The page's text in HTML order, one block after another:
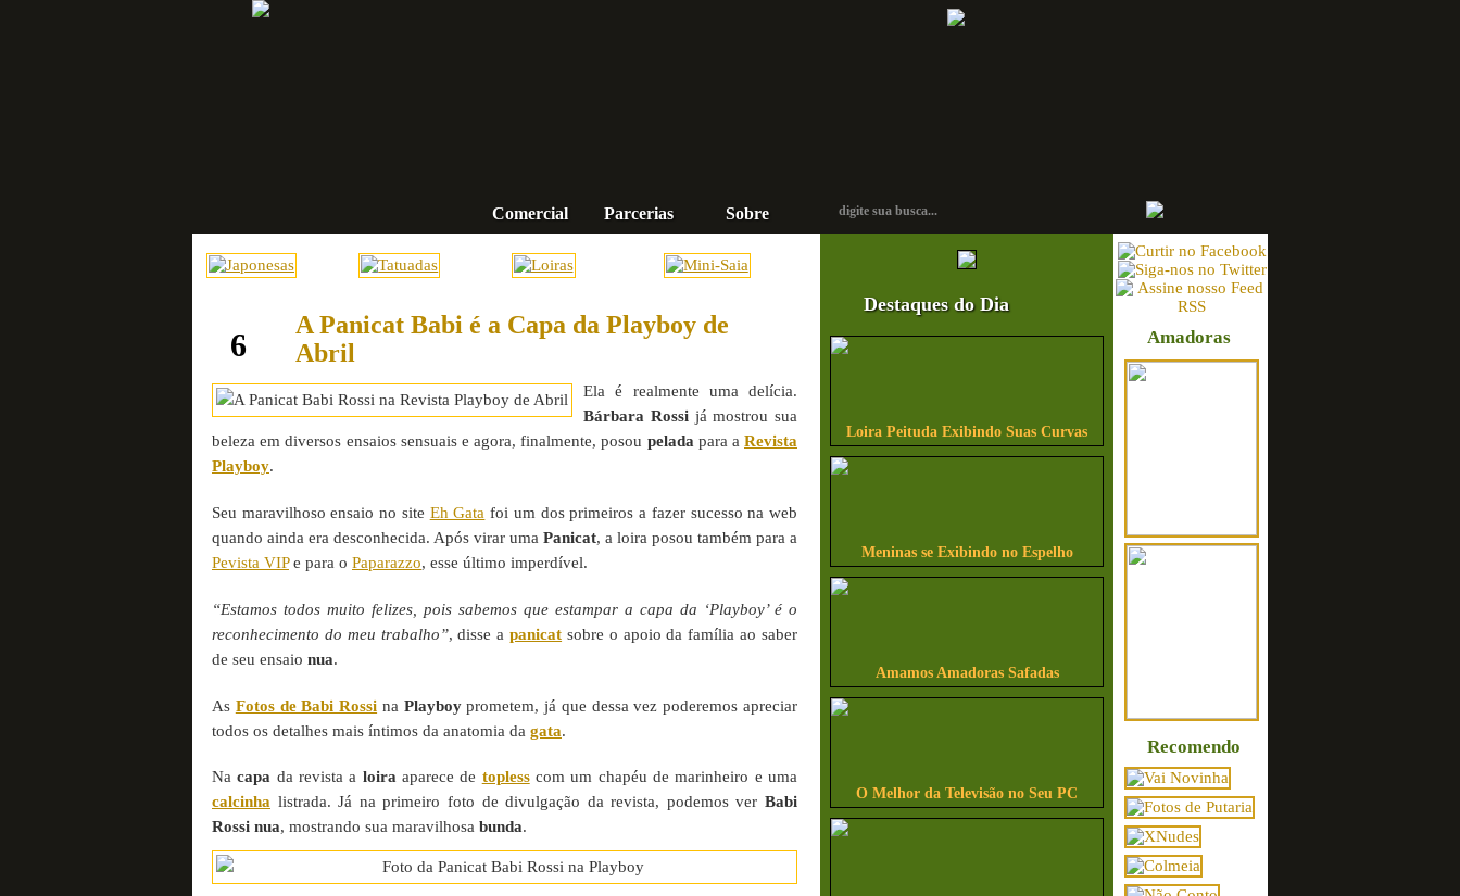
Sobre
Parcerias
Comercial
6
A Panicat Babi é a Capa da Playboy de
Abril
Ela é realmente uma delícia.
Bárbara Rossijá mostrou sua
beleza em diversos ensaios sensuais e agora, finalmente, posou pelada para a Revista
Playboy.
Seu maravilhoso ensaio no site Eh Gata foi um dos primeiros a fazer sucesso na web
quando ainda era desconhecida. Após virar uma Panicat, a loira posou também para a
Pevista VIPe para o Paparazzo, esse último imperdível.
“Estamos todos muito felizes, pois sabemos que estampar a capa da ‘Playboy’ é o
reconhecimento do meu trabalho”, disse apanicat sobre o apoio da família ao saber
de seu ensaio nua.
As Fotos de Babi Rossi na Playboyprometem, já que dessa vez poderemos apreciar
todos os detalhes mais íntimos da anatomia da gata.
Nacapa da revista a loira aparece de toplesscom um chapéu de marinheiro e uma
calcinha listrada. Já na primeiro foto de divulgação da revista, podemos ver Babi
Rossi nua, mostrando sua maravilhosa bunda.
Destaques do Dia
Loira Peituda Exibindo Suas Curvas
Meninas se Exibindo no Espelho
Amamos Amadoras Safadas
O Melhor da Televisão no Seu PC
Amadoras
Recomendo